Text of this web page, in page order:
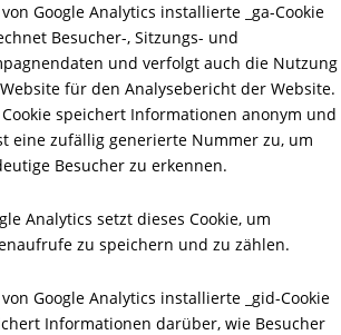
von Google Analytics installierte _ga-Cookie
Besucher-, Sitzungs- und
und verfolgt auch die Nutzung
für den Analysebericht der Website.
Cookie speichert Informationen anonym und
eine zufällig generierte Nummer zu, um
Besucher zu erkennen.
Analytics setzt dieses Cookie, um
zu speichern und zu zählen.
von Google Analytics installierte _gid-Cookie
Informationen darüber, wie Besucher